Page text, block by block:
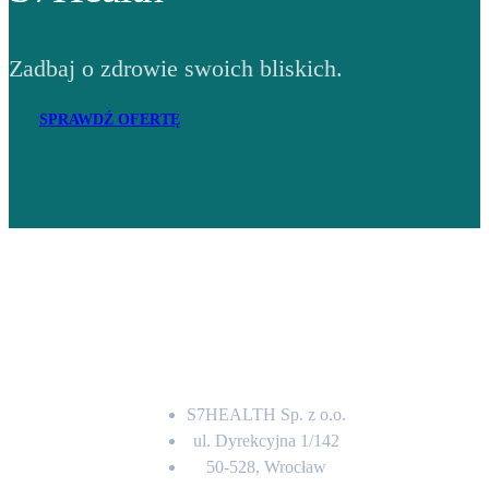
Zadbaj o zdrowie swoich bliskich.
SPRAWDŹ OFERTĘ
S7HEALTH Sp. z o.o.
ul. Dyrekcyjna 1/142
50-528, Wrocław